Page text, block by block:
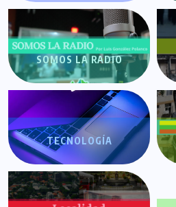
SOMOS LA RADIO
TECNOLOGÍA